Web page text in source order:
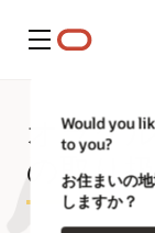
メニュー
Would you
to you?
お住まいの
しますか？
オラク
の取り